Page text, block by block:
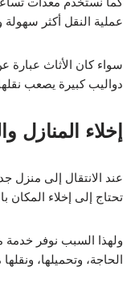
عملية النقل أكثر سهولة
سواء كان الأثاث عبارة
دواليب كبيرة يصعب
إخلاء المنازل
عند الانتقال إلى منزل
تحتاج إلى إخلاء المكان
ولهذا السبب نوفر خدمة
الحاجة، وتحميلها،